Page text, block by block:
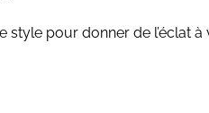
pour donner de l’éclat à